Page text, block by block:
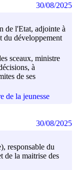
de l'Etat, adjointe à
du développement
sceaux, ministre
à
de ses
de la jeunesse
30/08/2025
responsable du
de la maitrise des
30/08/2025